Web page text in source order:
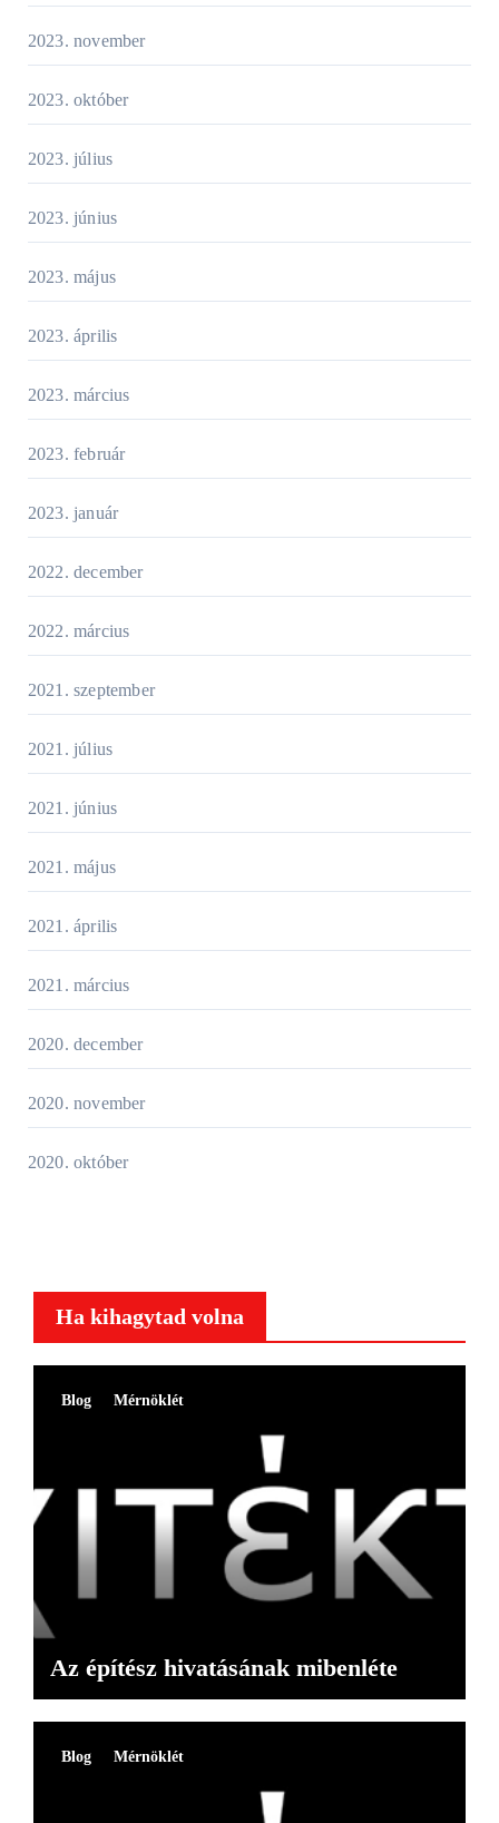
2023. november
2023. október
2023. július
2023. június
2023. május
2023. április
2023. március
2023. február
2023. január
2022. december
2022. március
2021. szeptember
2021. július
2021. június
2021. május
2021. április
2021. március
2020. december
2020. november
2020. október
Ha kihagytad volna
Blog Mérnöklét
Az építész hivatásának mibenléte
Blog Mérnöklét